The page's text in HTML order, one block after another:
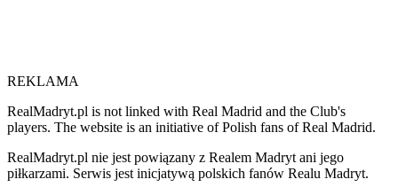
REKLAMA
RealMadryt.pl is not linked with Real Madrid and the Club's
players. The website is an initiative of Polish fans of Real Madrid.
RealMadryt.pl nie jest powiązany z Realem Madryt ani jego
piłkarzami. Serwis jest inicjatywą polskich fanów Realu Madryt.